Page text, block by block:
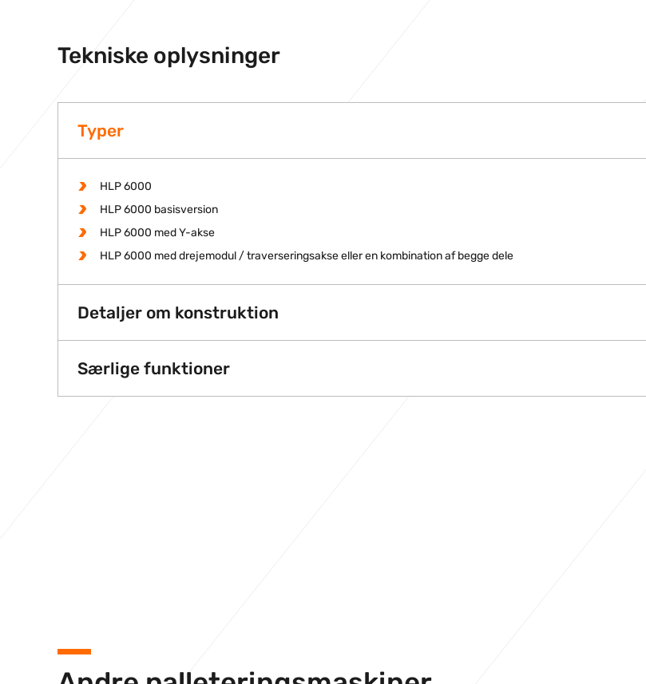
Tekniske oplysninger
Typer
HLP 6000
HLP 6000 basisversion
HLP 6000 med Y-akse
HLP 6000 med drejemodul / traverseringsakse eller en kombination af begge dele
Detaljer om konstruktion
Særlige funktioner